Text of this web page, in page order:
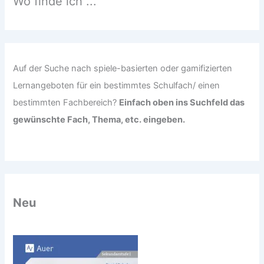
a
Auf der Suche nach spiele-basierten oder gamifizierten
Lernangeboten für ein bestimmtes Schulfach/ einen
bestimmten Fachbereich? Einfach oben ins Suchfeld das
gewünschte Fach, Thema, etc. eingeben.
Neu